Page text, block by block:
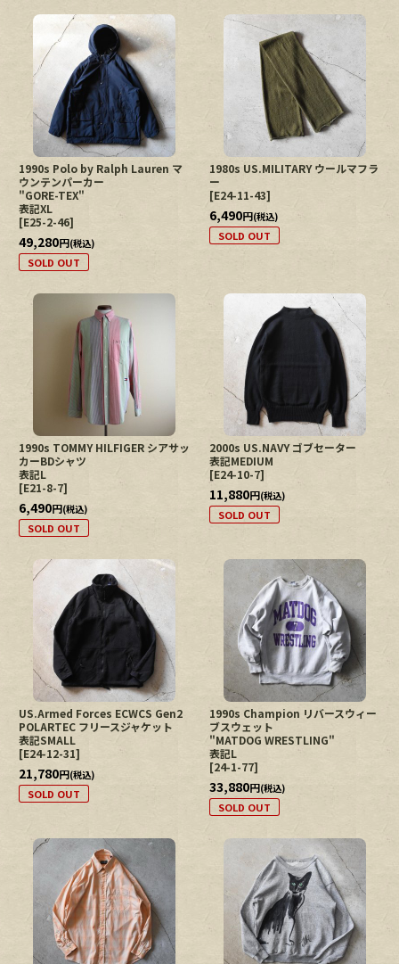
1990s Polo by Ralph Lauren マ
ウンテンパーカー
"GORE-TEX"
表記XL
[E25-2-46]
49,280円(税込)
SOLD OUT
1980s US.MILITARY ウールマフラ
ー
[E24-11-43]
6,490円(税込)
SOLD OUT
1990s TOMMY HILFIGER シアサッ
カーBDシャツ
表記L
[E21-8-7]
6,490円(税込)
SOLD OUT
2000s US.NAVY ゴブセーター
表記MEDIUM
[E24-10-7]
11,880円(税込)
SOLD OUT
US.Armed Forces ECWCS Gen2
POLARTEC フリースジャケット
表記SMALL
[E24-12-31]
21,780円(税込)
SOLD OUT
1990s Champion リバースウィー
ブスウェット
"MATDOG WRESTLING"
表記L
[24-1-77]
33,880円(税込)
SOLD OUT